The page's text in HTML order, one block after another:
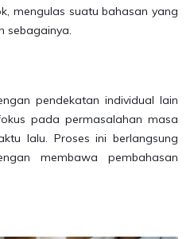
mengulas suatu bahasan yang
sebagainya.
pendekatan individual lain
pada permasalahan masa
lalu. Proses ini berlangsung
membawa pembahasan